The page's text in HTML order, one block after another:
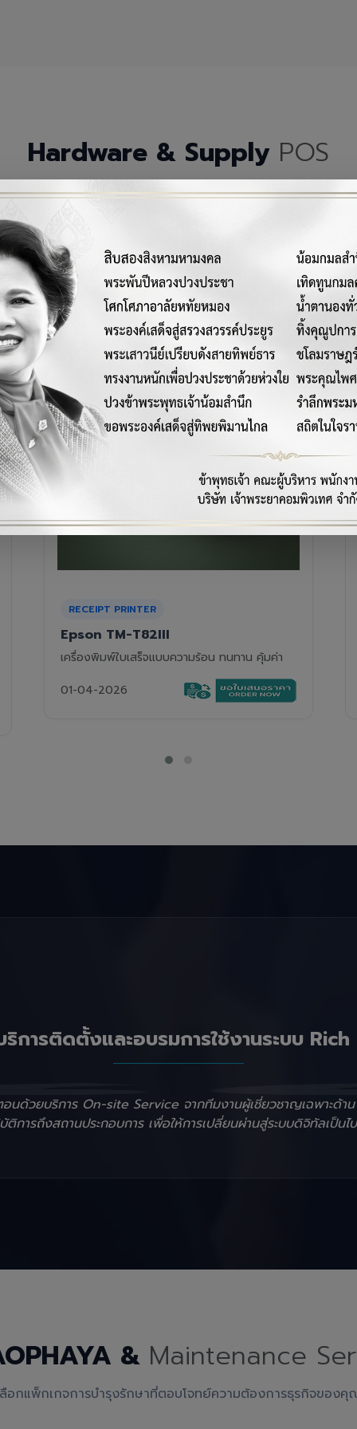
Hardware & Supply POS
ณ์เครื่องมือฮาร์ดแวร์และวัสดุสิ้นเปลืองคุณภาพสูงสำหรับระบบ
RECEIPT PRINTER
Epson TM-T88VII
เครื่องพิมพ์ใบเสร็จความร้อนรุ่นท็อป ความเร็วสูง
01-04-2026
ริการติดตั้งและอบรมการใช้งานระบบ Rich
อนด้วยบริการ On-site Service จากทีมงานผู้เชี่ยวชาญเฉพาะด้า
การถึงสถานประกอบการ เพื่อให้การเปลี่ยนผ่านสู่ระบบดิจิทัลเป็นไ
& Maintenance
อกแพ็กเกจการบำรุงรักษาที่ตอบโจทย์ความต้องการธุรกิจของ